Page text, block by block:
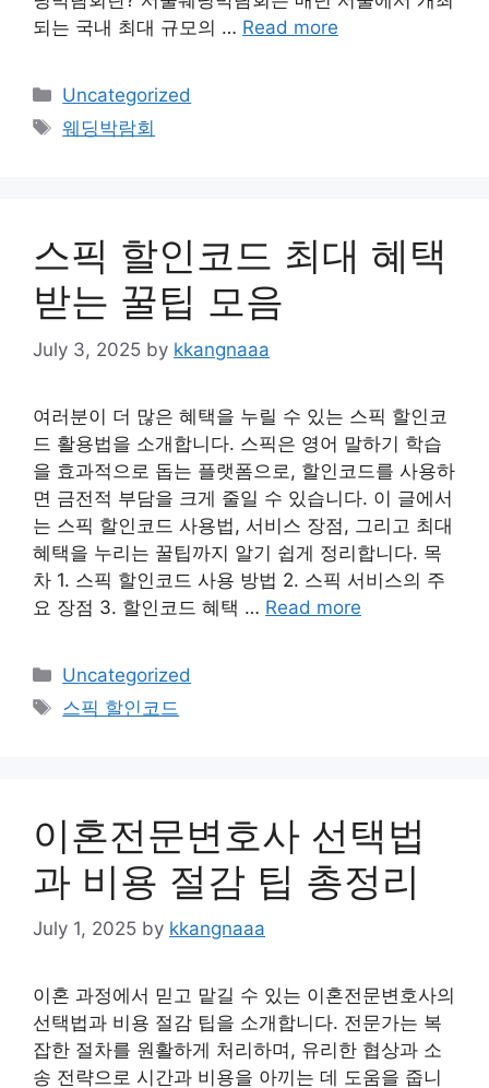
되는 국내 최대 규모의 … Read more
Categories
Uncategorized
Tags
웨딩박람회
스픽 할인코드 최대 혜택
받는 꿀팁 모음
July 3, 2025 by kkangnaaa
여러분이 더 많은 혜택을 누릴 수 있는 스픽 할인코
드 활용법을 소개합니다. 스픽은 영어 말하기 학습
을 효과적으로 돕는 플랫폼으로, 할인코드를 사용하
면 금전적 부담을 크게 줄일 수 있습니다. 이 글에서
는 스픽 할인코드 사용법, 서비스 장점, 그리고 최대
혜택을 누리는 꿀팁까지 알기 쉽게 정리합니다. 목
차 1. 스픽 할인코드 사용 방법 2. 스픽 서비스의 주
요 장점 3. 할인코드 혜택 … Read more
Categories
Uncategorized
Tags
스픽 할인코드
이혼전문변호사 선택법
과 비용 절감 팁 총정리
July 1, 2025 by kkangnaaa
이혼 과정에서 믿고 맡길 수 있는 이혼전문변호사의
선택법과 비용 절감 팁을 소개합니다. 전문가는 복
잡한 절차를 원활하게 처리하며, 유리한 협상과 소
송 전략으로 시간과 비용을 아끼는 데 도움을 줍니